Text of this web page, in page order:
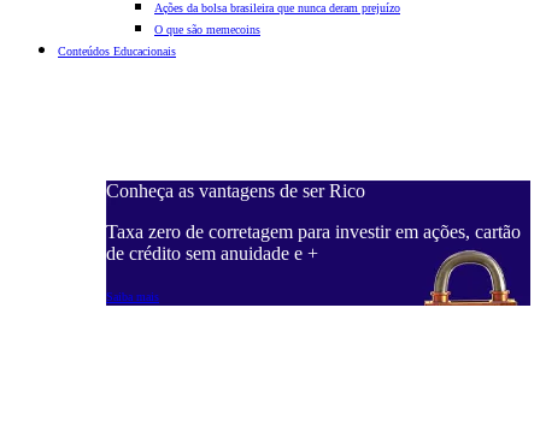
Ações da bolsa brasileira que nunca deram prejuízo
O que são memecoins
Conteúdos Educacionais
Conheça as vantagens de ser Rico
Taxa zero de corretagem para investir em ações, cartão
de crédito sem anuidade e +
Saiba mais